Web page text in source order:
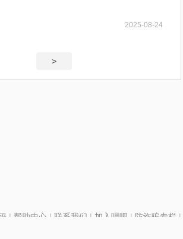
2025-08-24
>
| 帮助中心 | 联系我们 | 加入唱吧 | 防诈骗专栏 |